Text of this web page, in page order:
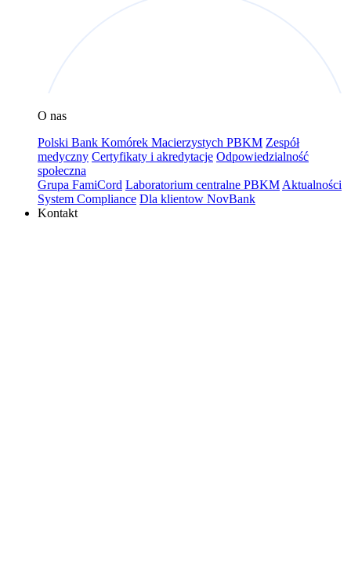
O nas
Polski Bank Komórek Macierzystych PBKM Zespół
medyczny Certyfikaty i akredytacje Odpowiedzialność
społeczna
Grupa FamiCord Laboratorium centralne PBKM Aktualności
System Compliance Dla klientow NovBank
Kontakt